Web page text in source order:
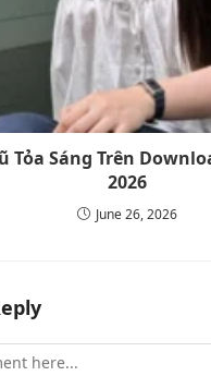
Tỏa Sáng Trên
2026
June 26, 2026